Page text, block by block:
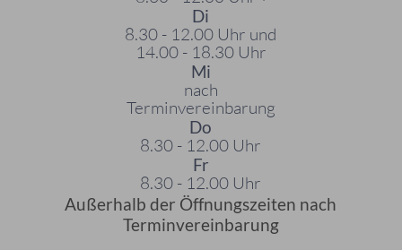
Di
8.30 - 12.00 Uhr und
14.00 - 18.30 Uhr
Mi
nach
Terminvereinbarung
Do
8.30 - 12.00 Uhr
Fr
8.30 - 12.00 Uhr
Außerhalb der Öffnungszeiten nach
Terminvereinbarung